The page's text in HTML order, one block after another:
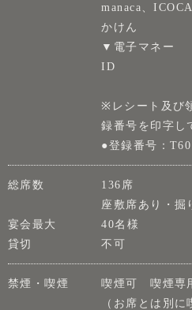
manaca、
かけん
▼電子マネー
ID
※レシート及び
録番号を印字し
●登録番号：
総席数
136席
座敷席あり・掘
宴会最大
40名様
貸切
不可
禁煙・喫煙
喫煙可 喫煙専
（お席とは別